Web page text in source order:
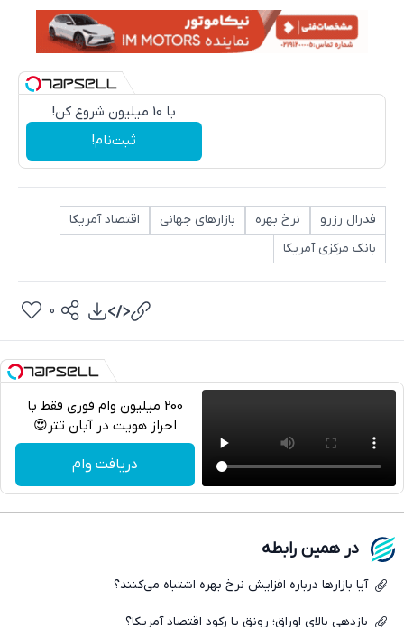
با 10 میلیون شروع کن!
ثبت‌نام!
فدرال رزرو نرخ بهره بازارهای جهانی
اقتصاد آمریکا
بانک مرکزی آمریکا
واتساپ
0
200 میلیون وام فوری فقط با
احراز هویت در آبان تتر😍
دریافت وام
در همین رابطه
آیا بازارها درباره افزایش نرخ بهره اشتباه می‌کنند؟
بازدهی بالای اوراق؛ رونق یا رکود اقتصاد آمریکا؟